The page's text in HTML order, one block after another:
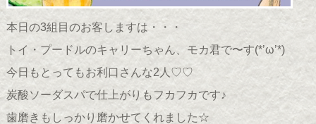
本日の3組目のお客しますは・・・
トイ・プードルのキャリーちゃん、モカ君で〜す(*’ω’*)
今日もとってもお利口さんな2人♡♡
炭酸ソーダスパで仕上がりもフカフカです♪
歯磨きもしっかり磨かせてくれました☆